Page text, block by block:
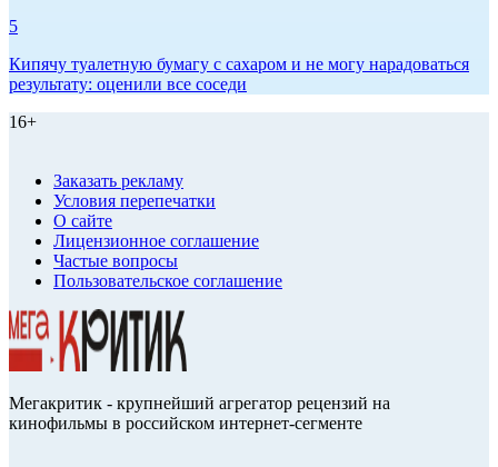
5
Кипячу туалетную бумагу с сахаром и не могу нарадоваться
результату: оценили все соседи
16+
Заказать рекламу
Условия перепечатки
О сайте
Лицензионное соглашение
Частые вопросы
Пользовательское соглашение
Мегакритик - крупнейший агрегатор рецензий на
кинофильмы в российском интернет-сегменте